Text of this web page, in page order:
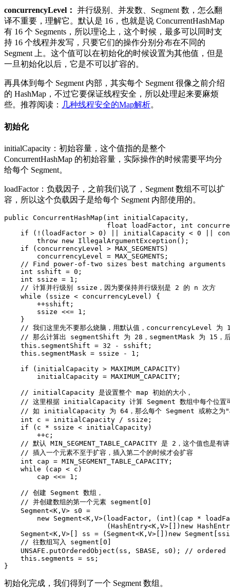
concurrencyLevel： 并行级别、并发数、Segment 数，怎么翻
译不重要，理解它。默认是 16，也就是说 ConcurrentHashMap
有 16 个 Segments，所以理论上，这个时候，最多可以同时支
持 16 个线程并发写，只要它们的操作分别分布在不同的
Segment 上。这个值可以在初始化的时候设置为其他值，但是
一旦初始化以后，它是不可以扩容的。
再具体到每个 Segment 内部，其实每个 Segment 很像之前介绍
的 HashMap，不过它要保证线程安全，所以处理起来要麻烦
些。推荐阅读： 几种线程安全的Map解析。
初始化
initialCapacity：初始容量，这个值指的是整个
ConcurrentHashMap 的初始容量，实际操作的时候需要平均分
给每个 Segment。
loadFactor：负载因子，之前我们说了，Segment 数组不可以扩
容，所以这个负载因子是给每个 Segment 内部使用的。
public ConcurrentHashMap ( int initialCapacity ,
float
loadFactor , int
if
( ! ( loadFactor > 0 ) initialCapacity < 0
throw new IllegalArgumentException ();
if
( concurrencyLevel > MAX_SEGMENTS )
concurrencyLevel
= MAX_SEGMENTS ;
//
Find power-of -two sizes best matching
arguments
int
sshift = 0 ;
int
ssize = 1 ;
// 计算并行级别 ssize ， 因为要保持并行级别是 2 的 n 次方
while
( ssize < concurrencyLevel )
{
++sshift ;
ssize <<= 1 ;
}
// 我们这里先不要那么烧脑 ， 用默认值 ， concurrencyLevel 为
// 那么计算出 segmentShift 为 28 ， segmentMask 为 15 ，
this . segmentShift = 32 - sshift ;
this . segmentMask = ssize - 1 ;
if
( initialCapacity > MAXIMUM_CAPACITY)
initialCapacity = MAXIMUM_CAPACITY ;
// initialCapacity 是设置整个 map 初始的大小 ，
// 这里根据 initialCapacity 计算 Segment 数组中每个位置
// 如 initialCapacity 为 64 ， 那么每个 Segment 或称之为
int
c = initialCapacity / ssize ;
if
( c * ssize < initialCapacity)
++c ;
// 默认 MIN_SEGMENT_TABLE_CAPACITY 是 2 ， 这个值也是有
// 插入一个元素不至于扩容 ， 插入第二个的时候才会扩容
int
cap = MIN_SEGMENT_TABLE_CAPACITY ;
while
( cap < c )
cap <<= 1 ;
// 创建 Segment 数组 ，
// 并创建数组的第一个元素 segment 0
Segment<K , V> s0 =
new Segment<K , V>( loadFactor , ( int )( cap *
( HashEntry<K , V> ) new
Segment<K , V> ss = ( Segment<K , V> ) new Segment
// 往数组写入 segment 0
UNSAFE . putOrderedObject ( ss , SBASE , s0 ); // ordered
this . segments = ss ;
}
初始化完成，我们得到了一个 Segment 数组。